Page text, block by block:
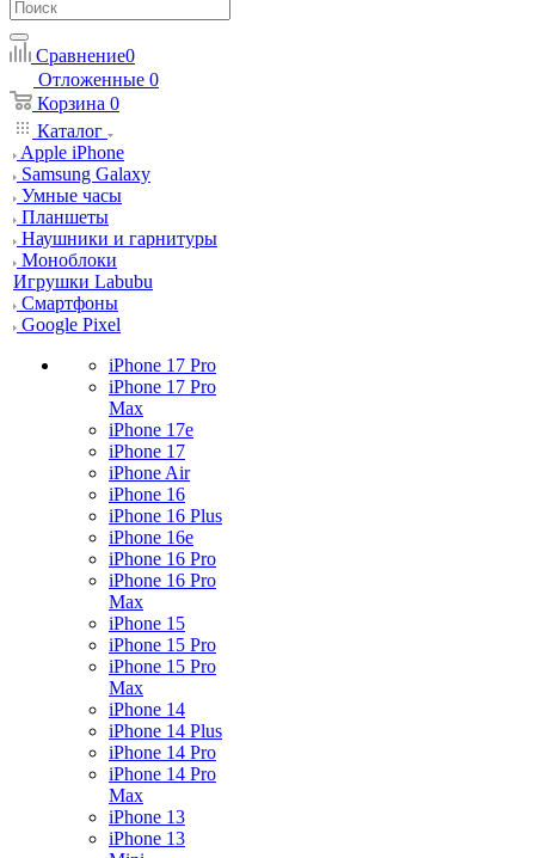
Сравнение0
Отложенные 0
Корзина 0
Каталог
Apple iPhone
Samsung Galaxy
Умные часы
Планшеты
Наушники и гарнитуры
Моноблоки
Игрушки Labubu
Смартфоны
Google Pixel
iPhone 17 Pro
iPhone 17 Pro
Max
iPhone 17e
iPhone 17
iPhone Air
iPhone 16
iPhone 16 Plus
iPhone 16e
iPhone 16 Pro
iPhone 16 Pro
Max
iPhone 15
iPhone 15 Pro
iPhone 15 Pro
Max
iPhone 14
iPhone 14 Plus
iPhone 14 Pro
iPhone 14 Pro
Max
iPhone 13
iPhone 13